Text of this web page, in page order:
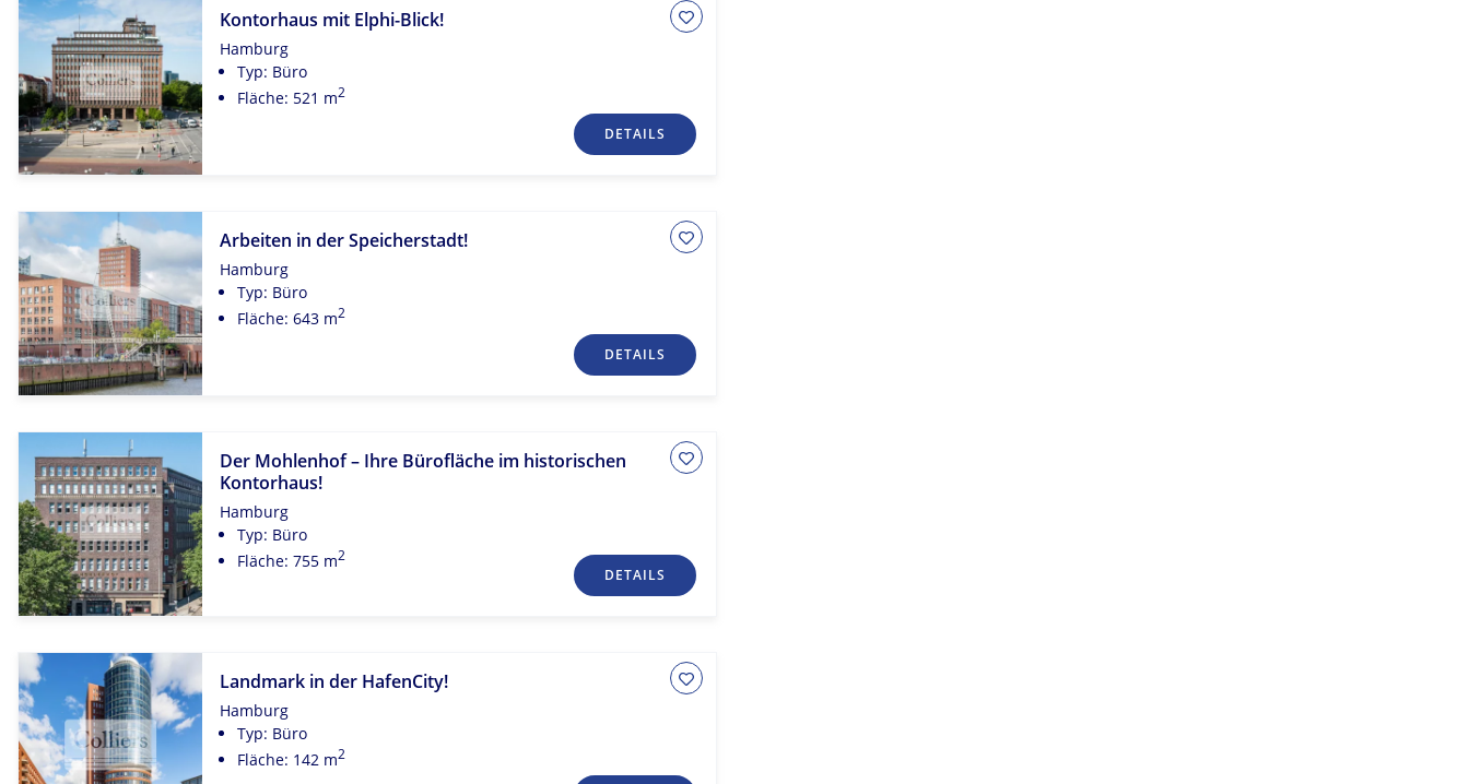
Kontorhaus mit Elphi-Blick!
Hamburg
Typ: Büro
Fläche: 521 m2
DETAILS
Arbeiten in der Speicherstadt!
Hamburg
Typ: Büro
Fläche: 643 m2
DETAILS
Der Mohlenhof – Ihre Bürofläche im historischen
Kontorhaus!
Hamburg
Typ: Büro
Fläche: 755 m2
DETAILS
Landmark in der HafenCity!
Hamburg
Typ: Büro
Fläche: 142 m2